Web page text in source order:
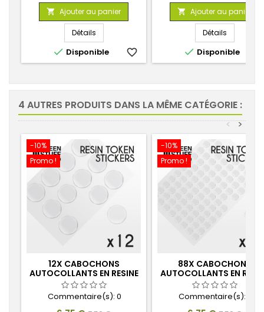
 Ajouter au panier
Détails
 Disponible favorite_border
de
base
 Ajouter au panier
Détails
 Disponible
4 AUTRES PRODUITS DANS LA MÊME CATÉGORIE :
>
<
-10%
Promo !
12X CABOCHONS
AUTOCOLLANTS EN RESINE
40MM
Commentaire(s): 0
-10%
Promo !
88X CABOCHONS
AUTOCOLLANTS EN
15MM
Commentaire(s):